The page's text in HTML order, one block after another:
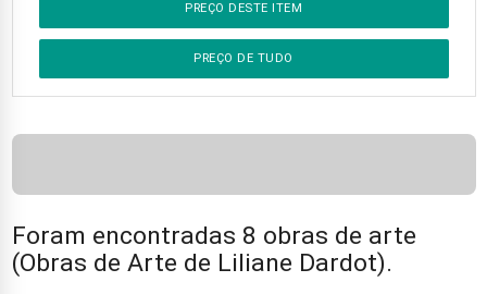
PREÇO DESTE ITEM
PREÇO DE TUDO
Foram encontradas 8 obras de arte
(Obras de Arte de Liliane Dardot).